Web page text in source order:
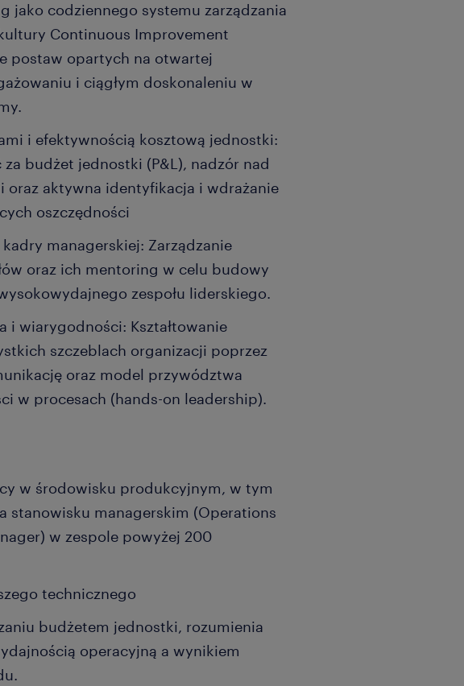
jako codziennego systemu zarządzania
Continuous Improvement
postaw opartych na otwartej
i ciągłym doskonaleniu w
i efektywnością kosztową jednostki:
budżet jednostki (P&L), nadzór nad
oraz aktywna identyfikacja i wdrażanie
oszczędności
managerskiej: Zarządzanie
oraz ich mentoring w celu budowy
zespołu liderskiego.
i wiarygodności: Kształtowanie
szczeblach organizacji poprzez
oraz model przywództwa
w procesach (hands-on leadership).
w środowisku produkcyjnym, w tym
stanowisku managerskim (Operations
w zespole powyżej 200
technicznego
budżetem jednostki, rozumienia
operacyjną a wynikiem